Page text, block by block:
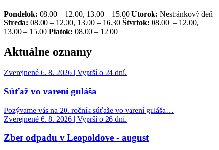
Pondelok: 08.00 – 12.00, 13.00 – 15.00 Utorok: Nestránkový deň
Streda: 08.00 – 12.00, 13.00 – 16.30 Štvrtok: 08.00 – 12.00,
13.00 – 15.00 Piatok: 08.00 – 12.00
Aktuálne oznamy
Zverejnené 6. 8. 2026 | Vyprší o 24 dní.
Súťaž vo varení guláša
Pozývame vás na 20. ročník súťaže vo varení guláša…
Zverejnené 6. 8. 2026 | Vyprší o 26 dní.
Zber odpadu v Leopoldove - august